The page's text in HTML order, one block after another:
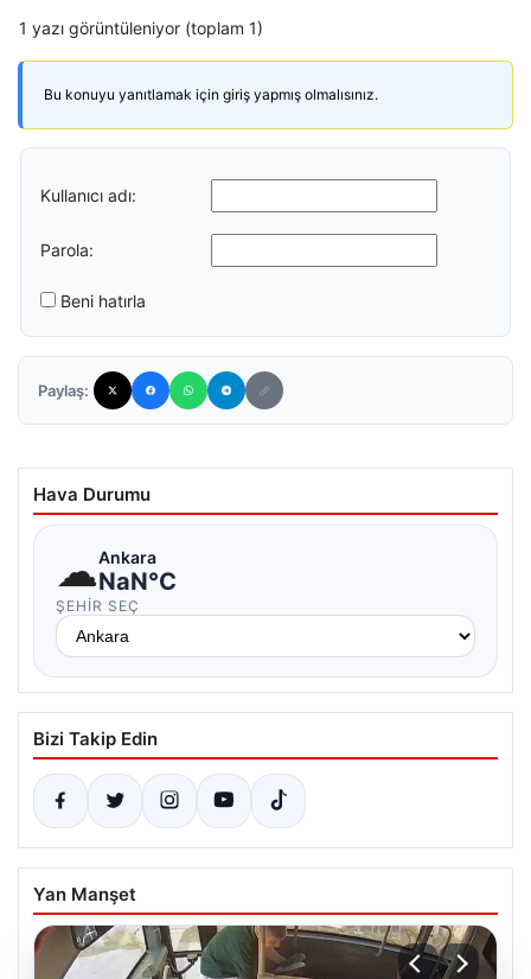
1 yazı görüntüleniyor (toplam 1)
Bu konuyu yanıtlamak için giriş yapmış olmalısınız.
Kullanıcı adı:
Parola:
Beni hatırla
Paylaş:
Hava Durumu
☁Ankara
NaN°C
ŞEHIR SEÇ
Bizi Takip Edin
Yan Manşet